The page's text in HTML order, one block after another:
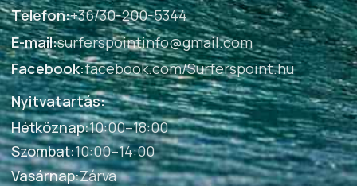
Telefon:+36/30-200-5344
E-mail:surferspointinfo@gmail.com
Facebook:facebook.com/Surferspoint.hu
Nyitvatartás:
Hétköznap:10:00–18:00
Szombat:10:00–14:00
Vasárnap:Zárva